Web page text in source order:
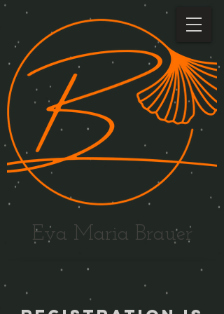
Eva Maria Brauer